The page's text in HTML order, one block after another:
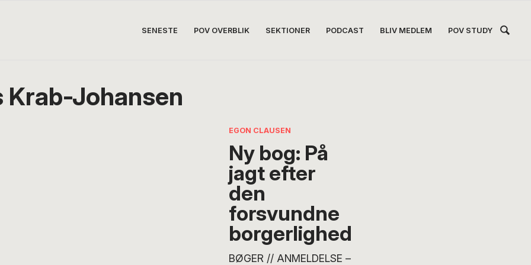
SENESTE POV OVERBLIK SEKTIONER PODCAST BLIV MEDLEM POV STUDY
Krab-Johansen
EGON CLAUSEN
Ny bog: På
jagt efter
den
forsvundne
borgerlighed
BØGER // ANMELDELSE –